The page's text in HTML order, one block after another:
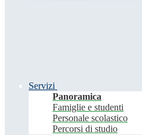
Servizi
Panoramica
Famiglie e studenti
Personale scolastico
Percorsi di studio